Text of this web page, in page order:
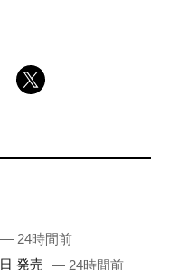
— 24時間前
発売 — 24時間前